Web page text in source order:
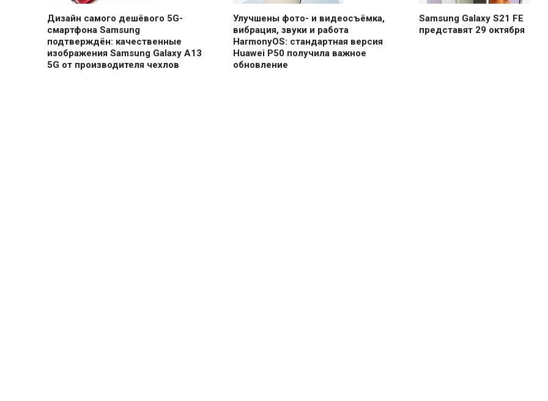
Дизайн самого дешёвого 5G-
смартфона Samsung
подтверждён: качественные
изображения Samsung Galaxy A13
5G от производителя чехлов
Улучшены фото- и видеосъёмка,
вибрация, звуки и работа
HarmonyOS: стандартная версия
Huawei P50 получила важное
обновление
Samsung Galaxy S21 FE
представят 29 октября